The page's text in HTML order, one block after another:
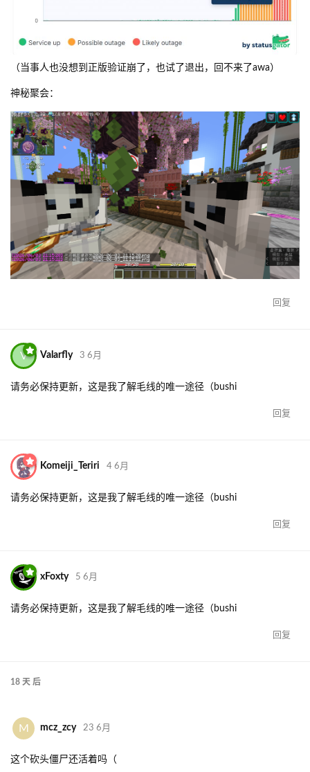
（当事人也没想到正版验证崩了，也试了退出，回不来了awa）
神秘聚会：
回复
V Valarfly 3 6月
请务必保持更新，这是我了解毛线的唯一途径（bushi
回复
Komeiji_Teriri 4 6月
请务必保持更新，这是我了解毛线的唯一途径（bushi
回复
xFoxty 5 6月
请务必保持更新，这是我了解毛线的唯一途径（bushi
回复
18 天 后
M mcz_zcy 23 6月
这个砍头僵尸还活着吗（